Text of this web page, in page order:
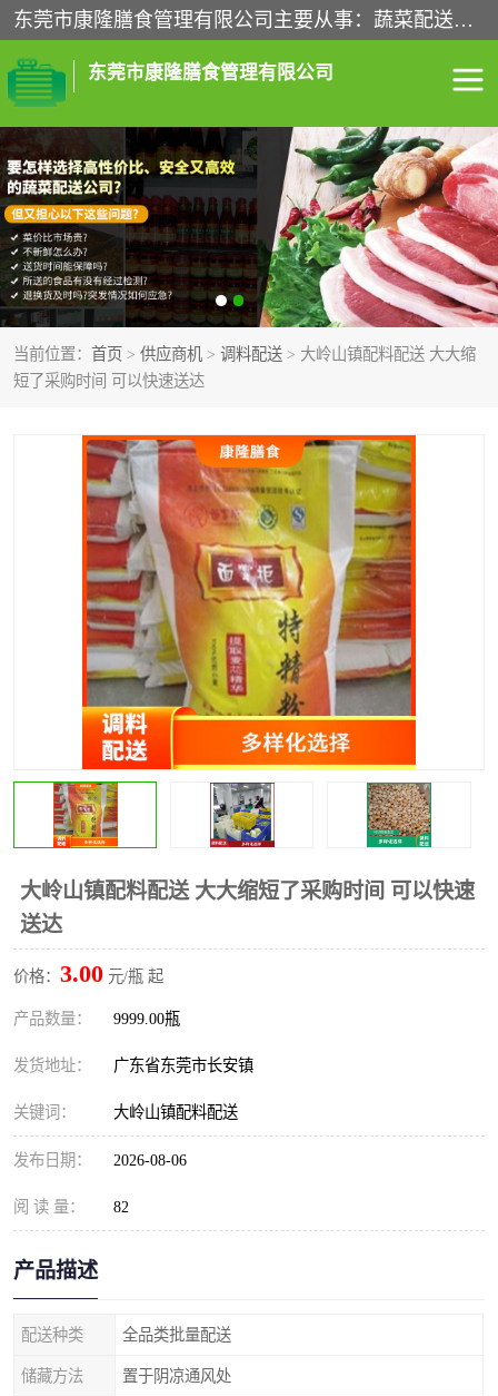
东莞市康隆膳食管理有限公司主要从事：蔬菜配送、食堂承包、企业工厂食堂承包、机关单位食堂承包、调味品配送、粮油配送、干货配送、副食配送、水果配送、海鲜配送等业务，东莞蔬菜配送电话，咨询在线客服。
东莞市康隆膳食管理有限公司
当前位置： 首页 > 供应商机 > 调料配送 > 大岭山镇配料配送 大大缩
短了采购时间 可以快速送达
大岭山镇配料配送 大大缩短了采购时间 可以快速
送达
价格： 3.00 元/瓶 起
产品数量： 9999.00瓶
发货地址： 广东省东莞市长安镇
关键词： 大岭山镇配料配送
发布日期： 2026-08-06
阅 读 量： 82
产品描述
配送种类 全品类批量配送
储藏方法 置于阴凉通风处
食堂承包 蔬菜配送
粮油配送 鲜肉配送
海鲜配送 食材配送
调料配送 企业工厂食堂承包
干货配送 副食配送
水果配送